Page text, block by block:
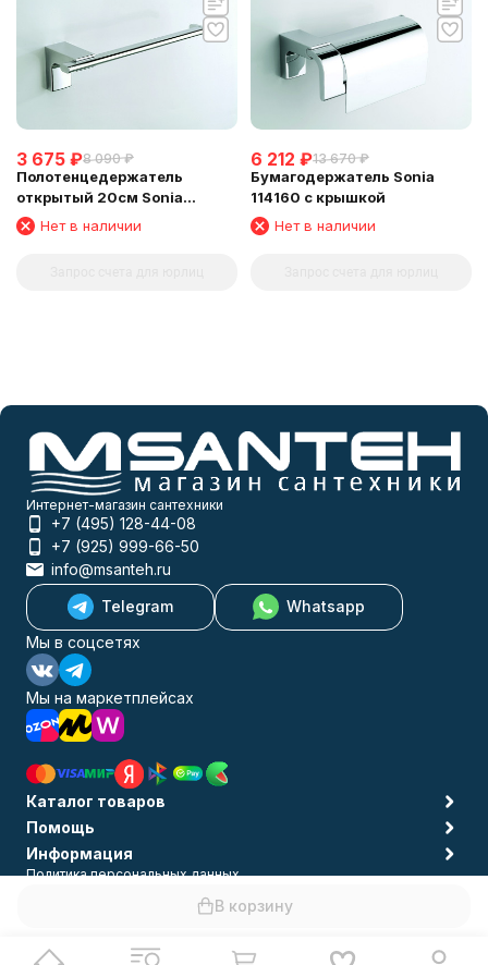
В корзину
3 675 ₽8 090 ₽
Полотенцедержатель
открытый 20см Sonia
113897Нет в наличии
6 212 ₽13 670 ₽
Бумагодержатель Sonia
114160 с крышкой
Нет в наличии
Интернет-магазин сантехники
+7 (495) 128-44-08
+7 (925) 999-66-50
info@msanteh.ru
Telegram
Whatsapp
Мы в соцсетях
Мы на маркетплейсах
Каталог товаров
Помощь
Информация
Политика персональных данных